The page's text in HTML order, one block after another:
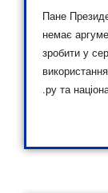
Пане
немає
зробити у
.ру та